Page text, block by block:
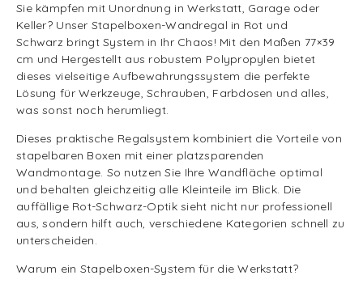
Sie kämpfen mit Unordnung in Werkstatt, Garage oder
Keller? Unser Stapelboxen-Wandregal in Rot und
Schwarz bringt System in Ihr Chaos! Mit den Maßen 77×39
cm und Hergestellt aus robustem Polypropylen bietet
dieses vielseitige Aufbewahrungssystem die perfekte
Lösung für Werkzeuge, Schrauben, Farbdosen und alles,
was sonst noch herumliegt.
Dieses praktische Regalsystem kombiniert die Vorteile von
stapelbaren Boxen mit einer platzsparenden
Wandmontage. So nutzen Sie Ihre Wandfläche optimal
und behalten gleichzeitig alle Kleinteile im Blick. Die
auffällige Rot-Schwarz-Optik sieht nicht nur professionell
aus, sondern hilft auch, verschiedene Kategorien schnell zu
unterscheiden.
Warum ein Stapelboxen-System für die Werkstatt?